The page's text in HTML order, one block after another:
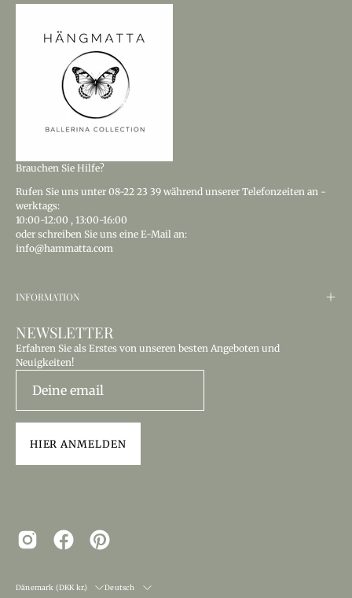
Brauchen Sie Hilfe?
Rufen Sie uns unter 08-22 23 39 während unserer Telefonzeiten an -
werktags:
10:00-12:00 , 13:00-16:00
oder schreiben Sie uns eine E-Mail an:
info@hammatta.com
INFORMATION
NEWSLETTER
Erfahren Sie als Erstes von unseren besten Angeboten und
Neuigkeiten!
HIER ANMELDEN
LAND
Dänemark (DKK kr.) SPRACHE
Deutsch